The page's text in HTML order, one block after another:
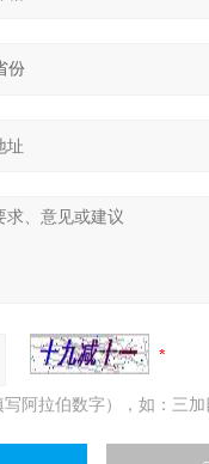
阿拉伯数字），如：三加